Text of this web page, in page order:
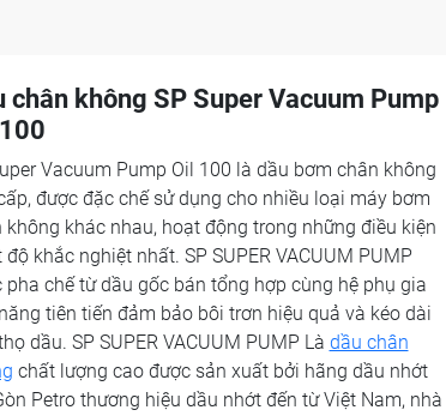
chân không SP Super Vacuum Pump
Vacuum Pump Oil 100 là dầu bơm chân không
được đặc chế sử dụng cho nhiều loại máy bơm
không khác nhau, hoạt động trong những điều kiện
độ khắc nghiệt nhất. SP SUPER VACUUM PUMP
pha chế từ dầu gốc bán tổng hợp cùng hệ phụ gia
tiên tiến đảm bảo bôi trơn hiệu quả và kéo dài
dầu. SP SUPER VACUUM PUMP Là dầu chân
chất lượng cao được sản xuất bởi hãng dầu nhớt
Petro thương hiệu dầu nhớt đến từ Việt Nam, nhà